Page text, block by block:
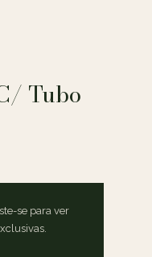
Tubo
se para ver